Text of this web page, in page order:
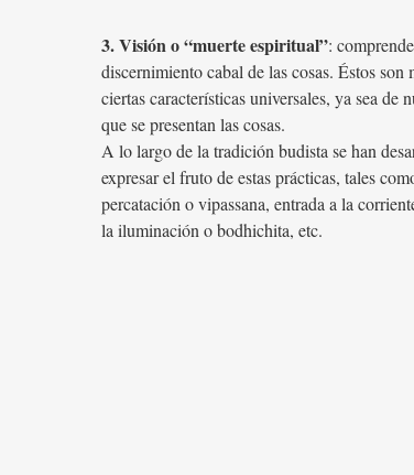
3. Visión o “muerte espiritual”:
discernimiento cabal de las cosas. Éstos
ciertas características universales, ya sea de
que se presentan las cosas.
A lo largo de la tradición budista se han
expresar el fruto de estas prácticas, tales
percatación o vipassana, entrada a la
la iluminación o bodhichita, etc.